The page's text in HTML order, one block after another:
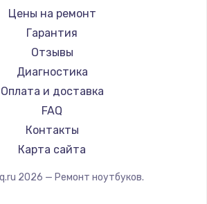
Ремонт ноутбуков iru
ноутбуков Machenike
ноутбуков DEXP
ноутбуков Teclast
ноутбуков CHUWI
ноутбуков Colorful
Gigabyte
Aorus
Maibenben
Getac
Epson
Philips
LG
Panasonic
Цены на ремонт
Гарантия
Отзывы
Диагностика
Оплата и доставка
FAQ
Контакты
Карта сайта
2026 — Ремонт ноутбуков.